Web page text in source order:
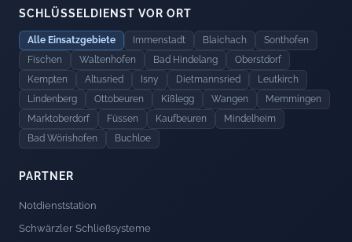
SCHLÜSSELDIENST VOR ORT
Alle Einsatzgebiete Immenstadt Blaichach
Sonthofen
Fischen
Waltenhofen Bad Hindelang
Oberstdorf
Kempten
Altusried Isny Dietmannsried
Leutkirch
Lindenberg
Ottobeuren Kißlegg Wangen
Memmingen
Marktoberdorf
Füssen Kaufbeuren
Mindelheim
Bad Wörishofen
Buchloe
PARTNER
Notdienststation
Schwärzler Schließsysteme